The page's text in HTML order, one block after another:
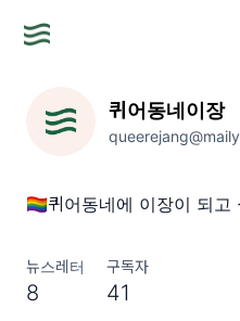
퀴어동네이장
🏳️‍🌈퀴어동네에 이장이 되고
뉴스레터
8
구독자
41